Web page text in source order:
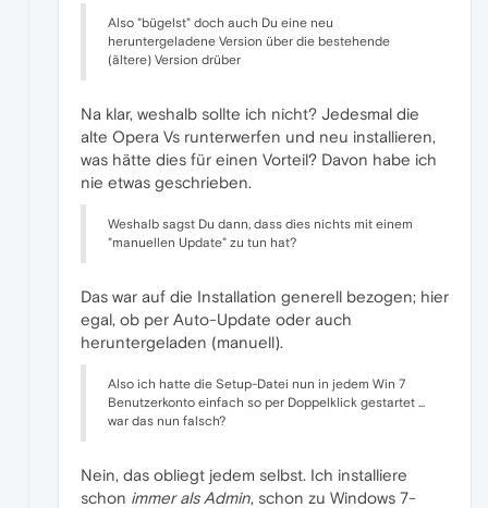
Also "bügelst" doch auch Du eine neu
heruntergeladene Version über die bestehende
(ältere) Version drüber
Na klar, weshalb sollte ich nicht? Jedesmal die
alte Opera Vs runterwerfen und neu installieren,
was hätte dies für einen Vorteil? Davon habe ich
nie etwas geschrieben.
Weshalb sagst Du dann, dass dies nichts mit einem
"manuellen Update" zu tun hat?
Das war auf die Installation generell bezogen; hier
egal, ob per Auto-Update oder auch
heruntergeladen (manuell).
Also ich hatte die Setup-Datei nun in jedem Win 7
Benutzerkonto einfach so per Doppelklick gestartet ...
war das nun falsch?
Nein, das obliegt jedem selbst. Ich installiere
schon immer als Admin, schon zu Windows 7-